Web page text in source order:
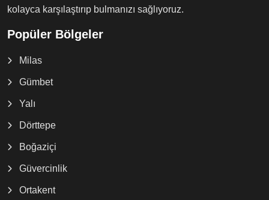
kolayca karşılaştırıp bulmanızı sağlıyoruz.
Popüler Bölgeler
Milas
Gümbet
Yalı
Dörttepe
Boğaziçi
Güvercinlik
Ortakent